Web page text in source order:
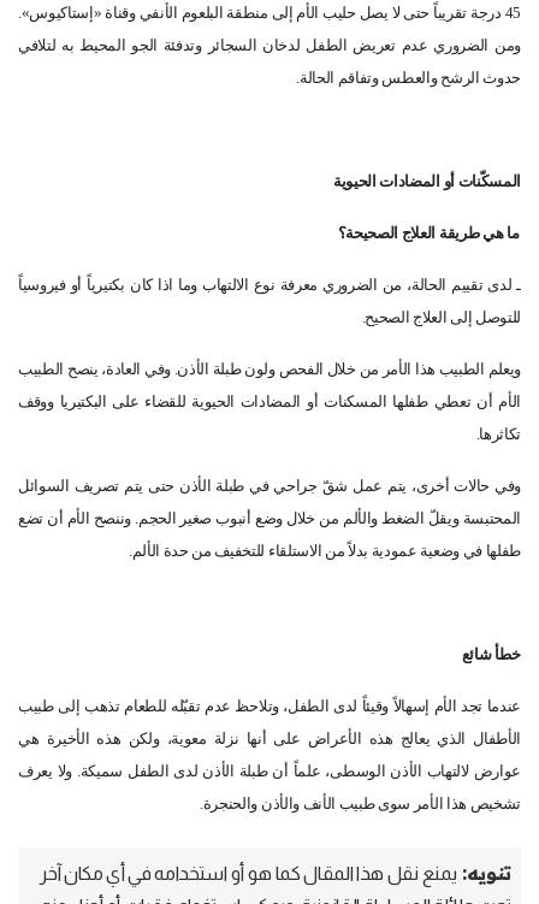
45 درجة تقريباً حتى لا يصل حليب الأم إلى منطقة البلعوم الأنفي وقناة «إستاكيوس».
ومن الضروري عدم تعريض الطفل لدخان السجائر وتدفئة الجو المحيط به لتلافي
حدوث الرشح والعطس وتفاقم الحالة.
المسكّنات أو المضادات الحيوية
ما هي طريقة العلاج الصحيحة؟
ـ لدى تقييم الحالة، من الضروري معرفة نوع الالتهاب وما اذا كان بكتيرياً أو فيروسياً
للتوصل إلى العلاج الصحيح.
ويعلم الطبيب هذا الأمر من خلال الفحص ولون طبلة الأذن. وفي العادة، ينصح الطبيب
الأم أن تعطي طفلها المسكنات أو المضادات الحيوية للقضاء على البكتيريا ووقف
تكاثرها.
وفي حالات أخرى، يتم عمل شقّ جراحي في طبلة الأذن حتى يتم تصريف السوائل
المحتبسة ويقلّ الضغط والألم من خلال وضع أنبوب صغير الحجم. وننصح الأم أن تضع
طفلها في وضعية عمودية بدلاً من الاستلقاء للتخفيف من حدة الألم.
خطأ شائع
عندما تجد الأم إسهالاً وقيئاً لدى الطفل، وتلاحظ عدم تقبّله للطعام تذهب إلى طبيب
الأطفال الذي يعالج هذه الأعراض على أنها نزلة معوية، ولكن هذه الأخيرة هي
عوارض لالتهاب الأذن الوسطى، علماً أن طبلة الأذن لدى الطفل سميكة. ولا يعرف
تشخيص هذا الأمر سوى طبيب الأنف والأذن والحنجرة.
تنويه: يمنع نقل هذا المقال كما هو أو استخدامه في أي مكان آخر